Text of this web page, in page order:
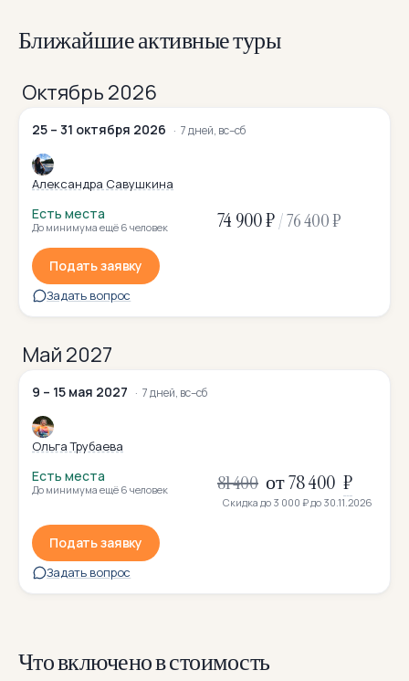
Ближайшие активные туры
Октябрь 2026
25 – 31 октября 2026 7 дней, вс–сб
Александра Савушкина
Есть места
До минимума ещё 6 человек 74 900 ₽/76 400 ₽
Подать заявку
Задать вопрос
Май 2027
9 – 15 мая 2027 7 дней, вс–сб
Ольга Трубаева
Есть места
До минимума ещё 6 человек 81 400 от 78 400 ₽
Скидка до 3 000 ₽до 30.11.2026
Подать заявку
Задать вопрос
Что включено в стоимость